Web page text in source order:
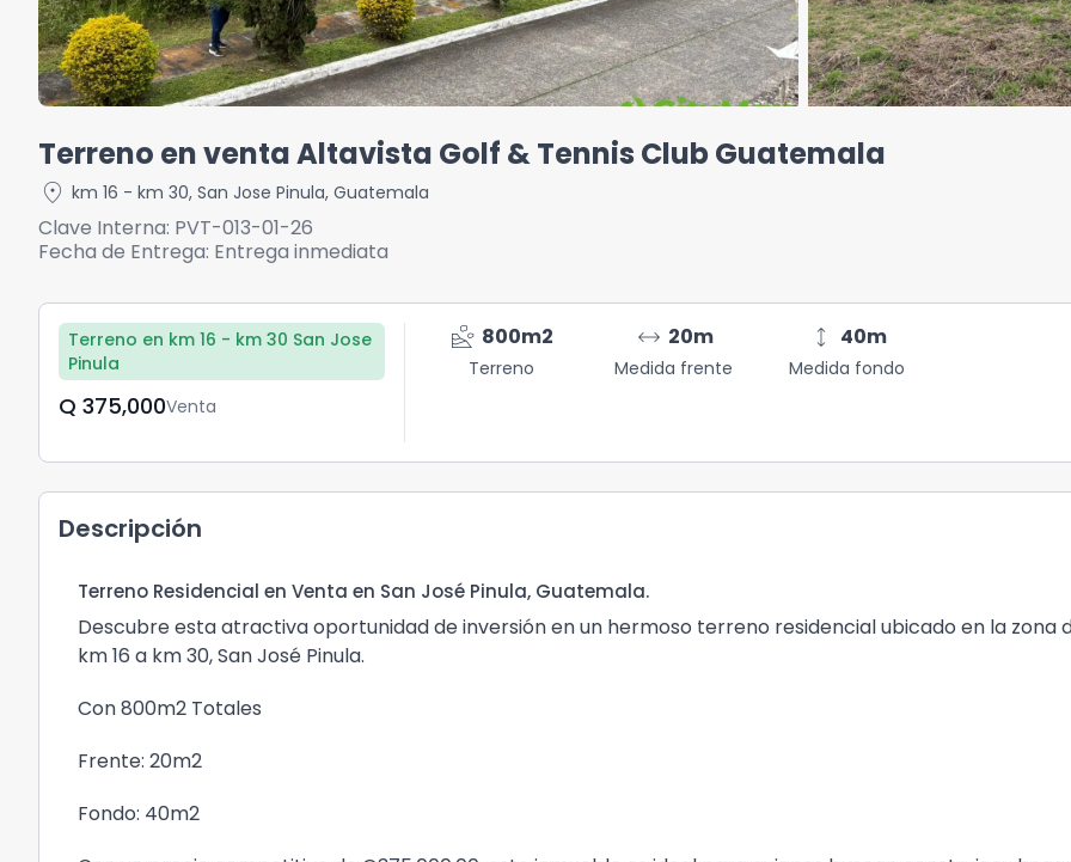
Terreno en venta Altavista Golf & Tennis Club Guatemala
location_on km 16 - km 30, San Jose Pinula, Guatemala
Clave Interna: PVT-013-01-26
Fecha de Entrega: Entrega inmediata
Terreno en km 16 - km 30 San Jose
Pinula
Q	375,000Venta
landslide 800m2
Terreno
arrow_range 20m
Medida frente
height 40m
Medida fondo
Descripción
Terreno Residencial en Venta en San José Pinula, Guatemala.
Descubre esta atractiva oportunidad de inversión en un hermoso terreno residencial ubicado en la zona
km 16 a km 30, San José Pinula.
Con 800m2 Totales
Frente: 20m2
Fondo: 40m2